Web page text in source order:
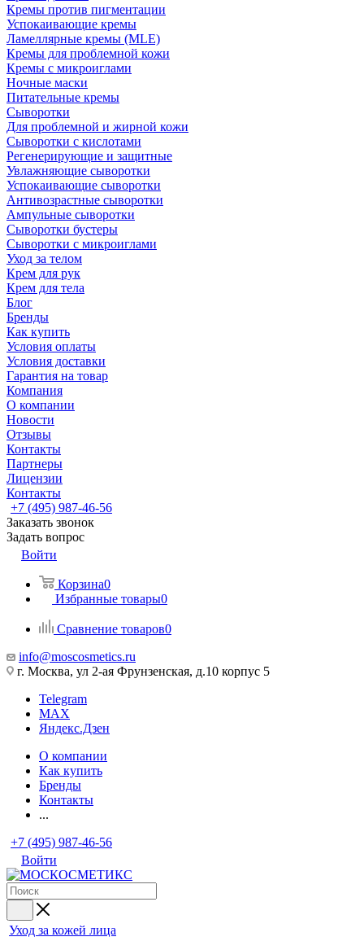
Кремы против пигментации
Успокаивающие кремы
Ламеллярные кремы (MLE)
Кремы для проблемной кожи
Кремы с микроиглами
Ночные маски
Питательные кремы
Сыворотки
Для проблемной и жирной кожи
Сыворотки с кислотами
Регенерирующие и защитные
Увлажняющие сыворотки
Успокаивающие сыворотки
Антивозрастные сыворотки
Ампульные сыворотки
Сыворотки бустеры
Сыворотки с микроиглами
Уход за телом
Крем для рук
Крем для тела
Блог
Бренды
Как купить
Условия оплаты
Условия доставки
Гарантия на товар
Компания
О компании
Новости
Отзывы
Контакты
Партнеры
Лицензии
Контакты
+7 (495) 987-46-56
Заказать звонок
Задать вопрос
Войти
Корзина0
Избранные товары0
Сравнение товаров0
info@moscosmetics.ru
г. Москва, ул 2-ая Фрунзенская, д.10 корпус 5
Telegram
MAX
Яндекс.Дзен
О компании
Как купить
Бренды
Контакты
...
+7 (495) 987-46-56
Войти
Уход за кожей лица